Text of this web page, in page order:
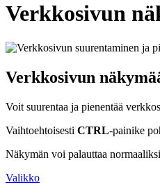
Verkkosivun
Verkkosivun
Voit suurentaa ja pienentää
Vaihtoehtoisesti CTRL-painike
Näkymän voi palauttaa
Valikko